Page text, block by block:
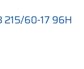
215/60-17 96H